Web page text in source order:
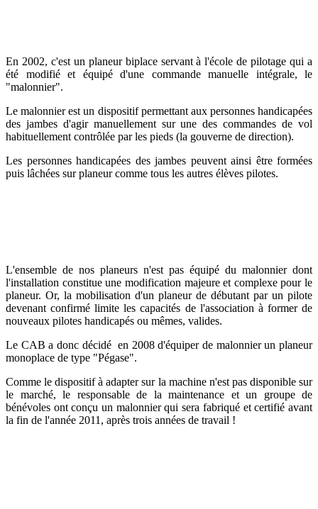
En 2002, c'est un planeur biplace servant à l'école de pilotage qui a
été modifié et équipé d'une commande manuelle intégrale, le
"malonnier".
Le malonnier est un dispositif permettant aux personnes handicapées
des jambes d'agir manuellement sur une des commandes de vol
habituellement contrôlée par les pieds (la gouverne de direction).
Les personnes handicapées des jambes peuvent ainsi être formées
puis lâchées sur planeur comme tous les autres élèves pilotes.
L'ensemble de nos planeurs n'est pas équipé du malonnier dont
l'installation constitue une modification majeure et complexe pour le
planeur. Or, la mobilisation d'un planeur de débutant par un pilote
devenant confirmé limite les capacités de l'association à former de
nouveaux pilotes handicapés ou mêmes, valides.
Le CAB a donc décidé en 2008 d'équiper de malonnier un planeur
monoplace de type "Pégase".
Comme le dispositif à adapter sur la machine n'est pas disponible sur
le marché, le responsable de la maintenance et un groupe de
bénévoles ont conçu un malonnier qui sera fabriqué et certifié avant
la fin de l'année 2011, après trois années de travail !